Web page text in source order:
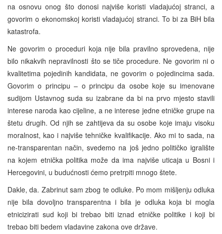
na osnovu onog što donosi najviše koristi vladajućoj stranci, a
govorim o ekonomskoj koristi vladajućoj stranci. To bi za BiH bila
katastrofa.
Ne govorim o proceduri koja nije bila pravilno sprovedena, nije
bilo nikakvih nepravilnosti što se tiče procedure. Ne govorim ni o
kvalitetima pojedinih kandidata, ne govorim o pojedincima sada.
Govorim o principu – o principu da osobe koje su imenovane
sudijom Ustavnog suda su izabrane da bi na prvo mjesto stavili
interese naroda kao cijeline, a ne interese jedne etničke grupe na
štetu drugih. Od njih se zahtijeva da su osobe koje imaju visoku
moralnost, kao i najviše tehničke kvalifikacije. Ako mi to sada, na
ne-transparentan način, svedemo na još jedno političko igralište
na kojem etnička politika može da ima najviše uticaja u Bosni i
Hercegovini, u budućnosti ćemo pretrpiti mnogo štete.
Dakle, da. Zabrinut sam zbog te odluke. Po mom mišljenju odluka
nije bila dovoljno transparentna i bila je odluka koja bi mogla
etnicizirati sud koji bi trebao biti iznad etničke politike i koji bi
trebao biti bedem vladavine zakona ove države.